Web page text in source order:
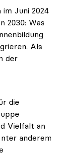
Juni 2024
2030: Was
Als
der
die
Vielfalt an
anderem